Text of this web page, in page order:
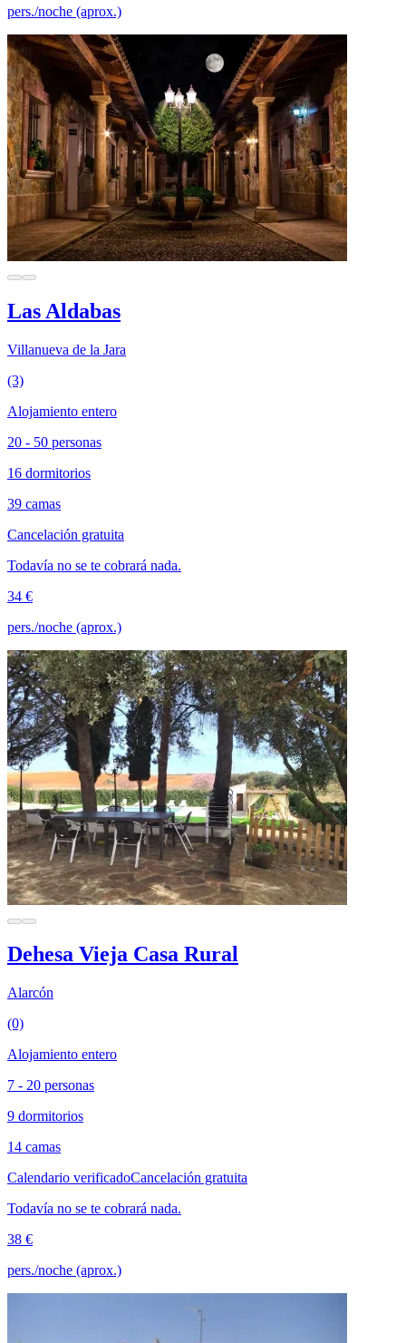
pers./noche (aprox.)
Las Aldabas
Villanueva de la Jara
(3)
Alojamiento entero
20 - 50 personas
16 dormitorios
39 camas
Cancelación gratuita
Todavía no se te cobrará nada.
34 €
pers./noche (aprox.)
Dehesa Vieja Casa Rural
Alarcón
(0)
Alojamiento entero
7 - 20 personas
9 dormitorios
14 camas
Calendario verificadoCancelación gratuita
Todavía no se te cobrará nada.
38 €
pers./noche (aprox.)